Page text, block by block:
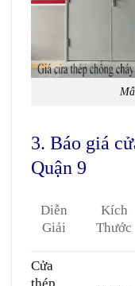
3. Báo giá
Quận 9
Diễn
Giải
Kích
Thước
Cửa